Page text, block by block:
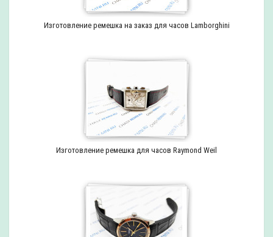
Изготовление ремешка на заказ для часов Lamborghini
Изготовление ремешка для часов Raymond Weil